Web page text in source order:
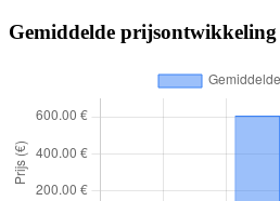
Gemiddelde prijsontwikkeling